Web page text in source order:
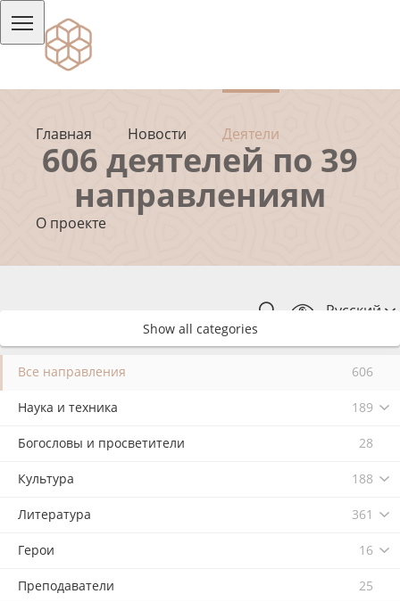
Главная Новости Деятели
О проекте
Русский
606 деятелей по 39
направлениям
Show all categories
Все направления 606
Наука и техника 189
Богословы и просветители 28
Культура 188
Литература 361
Герои 16
Преподаватели 25